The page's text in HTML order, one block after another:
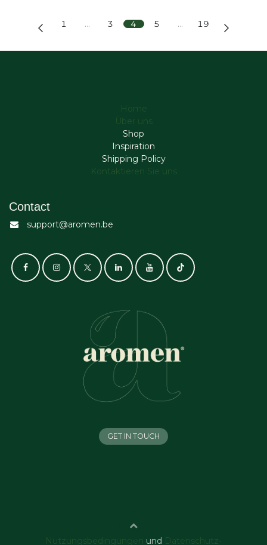
1 … 3 4 5 … 19
Home
Über uns
Shop
Inspiration
Shipping Policy
Kontaktieren Sie uns
Contact
support@aromen.be
GET IN TOUCH
Nutzungsbedingungen und Datenschutz-